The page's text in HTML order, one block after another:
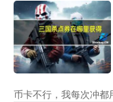
币卡不行，我每次冲